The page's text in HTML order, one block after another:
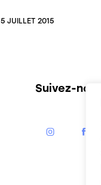
5 JUILLET 2015
Suivez-nous